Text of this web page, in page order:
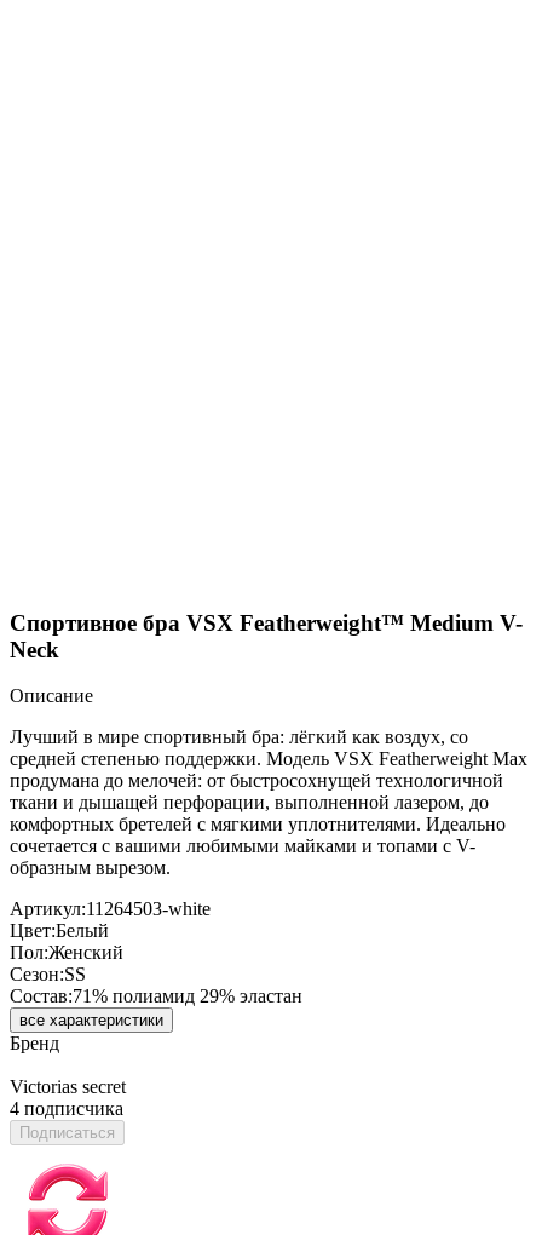
Спортивное бра VSX Featherweight™ Medium V-
Neck
Описание
Лучший в мире спортивный бра: лёгкий как воздух, со
средней степенью поддержки. Модель VSX Featherweight Max
продумана до мелочей: от быстросохнущей технологичной
ткани и дышащей перфорации, выполненной лазером, до
комфортных бретелей с мягкими уплотнителями. Идеально
сочетается с вашими любимыми майками и топами с V-
образным вырезом.
Артикул:11264503-white
Цвет:Белый
Пол:Женский
Сезон:SS
Состав:71% полиамид 29% эластан
все характеристики
Бренд
Victorias secret
4 подписчика
Подписаться